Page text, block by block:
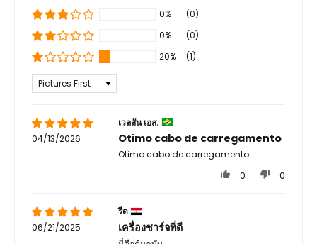
0%
(0)
0%
(0)
20%
(1)
Sort by
04/13/2026
เวลสัน เอส.
Otimo cabo de carregamento
Otimo cabo de carregamento
0
0
06/21/2025
รีด
เครื่องชาร์จที่ดี